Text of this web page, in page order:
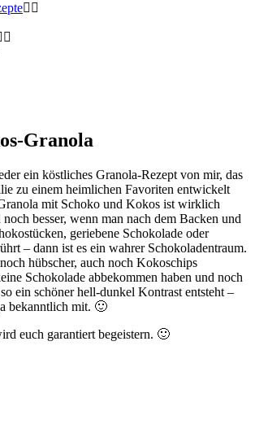
Granola
ein köstliches Granola-Rezept von mir, das
zu einem heimlichen Favoriten entwickelt
mit Schoko und Kokos ist wirklich
besser, wenn man nach dem Backen und
geriebene Schokolade oder
– dann ist es ein wahrer Schokoladentraum.
hübscher, auch noch Kokoschips
Schokolade abbekommen haben und noch
ein schöner hell-dunkel Kontrast entsteht –
bekanntlich mit. 🙂
euch garantiert begeistern. 🙂